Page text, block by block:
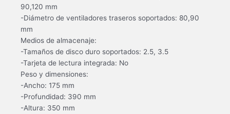
90,120 mm
-Diámetro de ventiladores traseros soportados: 80,90
mm
Medios de almacenaje:
-Tamaños de disco duro soportados: 2.5, 3.5
-Tarjeta de lectura integrada: No
Peso y dimensiones:
-Ancho: 175 mm
-Profundidad: 390 mm
-Altura: 350 mm